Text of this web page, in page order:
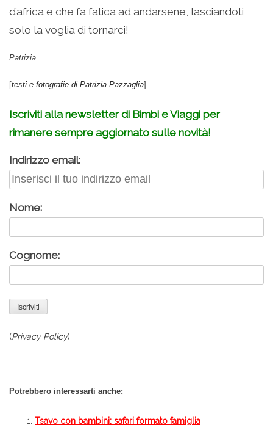
d’africa e che fa fatica ad andarsene, lasciandoti
solo la voglia di tornarci!
Patrizia
[testi e fotografie di Patrizia Pazzaglia]
Iscriviti alla newsletter di Bimbi e Viaggi per
rimanere sempre aggiornato sulle novità!
Indirizzo email:
Nome:
Cognome:
(Privacy Policy)
Potrebbero interessarti anche:
Tsavo con bambini: safari formato famiglia